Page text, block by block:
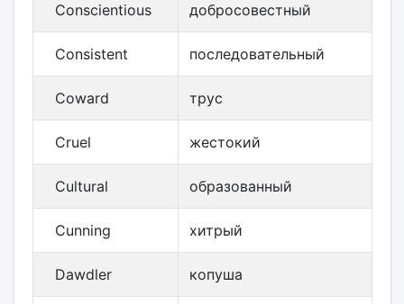
Conscientious добросовестный
Consistent последовательный
Coward трус
Cruel жестокий
Cultural образованный
Cunning хитрый
Dawdler копуша